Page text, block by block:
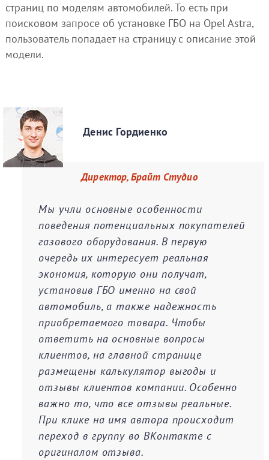
страниц по моделям автомобилей. То есть при
поисковом запросе об установке ГБО на Opel Astra,
пользователь попадает на страницу с описание этой
модели.
Денис Гордиенко
Директор, Брайт Студио
Мы учли основные особенности
поведения потенциальных покупателей
газового оборудования. В первую
очередь их интересует реальная
экономия, которую они получат,
установив ГБО именно на свой
автомобиль, а также надежность
приобретаемого товара. Чтобы
ответить на основные вопросы
клиентов, на главной странице
размещены калькулятор выгоды и
отзывы клиентов компании. Особенно
важно то, что все отзывы реальные.
При клике на имя автора происходит
переход в группу во ВКонтакте с
оригиналом отзыва.